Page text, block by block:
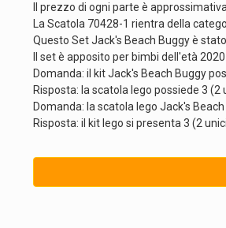
Il prezzo di ogni parte è
La Scatola 70428-1 rientra della
Questo Set Jack's Beach Buggy è
Il set è apposito per bimbi dell'età
Domanda: il kit Jack's Beach Buggy
Risposta: la scatola lego possiede 3
Domanda: la scatola lego Jack's
Risposta: il kit lego si presenta 3 (2